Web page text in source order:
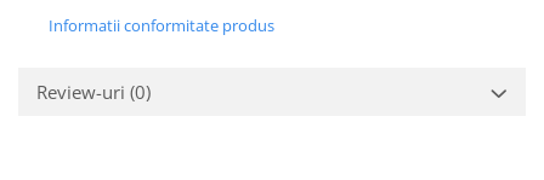
Informatii conformitate produs
Review-uri (0)